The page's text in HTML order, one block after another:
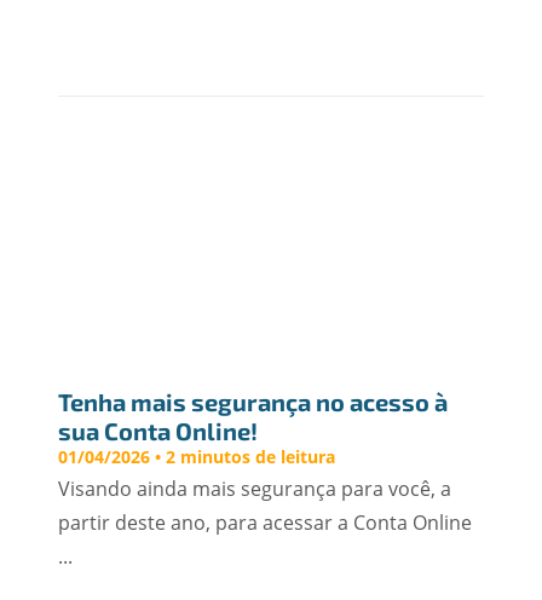
Tenha mais segurança no acesso à
sua Conta Online!
01/04/2026 • 2 minutos de leitura
Visando ainda mais segurança para você, a
partir deste ano, para acessar a Conta Online
...